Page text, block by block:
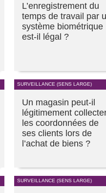
L’enregistrement du
temps de travail par
système biométrique
est-il légal ?
SURVEILLANCE (SENS LARGE)
Un magasin peut-il
légitimement
les coordonnées de
ses clients lors de
l’achat de biens ?
SURVEILLANCE (SENS LARGE)